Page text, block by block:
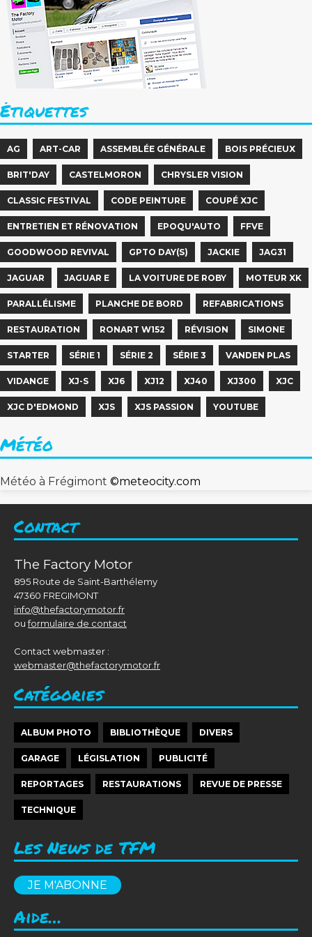
Étiquettes
AG ART-CAR ASSEMBLÉE GÉNÉRALE BOIS PRÉCIEUX
BRIT'DAY CASTELMORON CHRYSLER VISION
CLASSIC FESTIVAL CODE PEINTURE COUPÉ XJC
ENTRETIEN ET RÉNOVATION EPOQU'AUTO FFVE
GOODWOOD REVIVAL GPTO DAY(S) JACKIE JAG31
JAGUAR JAGUAR E LA VOITURE DE ROBY MOTEUR XK
PARALLÉLISME PLANCHE DE BORD REFABRICATIONS
RESTAURATION RONART W152 RÉVISION SIMONE
STARTER SÉRIE 1 SÉRIE 2 SÉRIE 3 VANDEN PLAS
VIDANGE XJ-S XJ6 XJ12 XJ40 XJ300 XJC
XJC D'EDMOND XJS XJS PASSION YOUTUBE
Météo
Météo à Frégimont ©meteocity.com
Contact
The Factory Motor
895 Route de Saint-Barthélemy
47360 FREGIMONT
info@thefactorymotor.fr
ouformulaire de contact
Contact webmaster :
webmaster@thefactorymotor.fr
Catégories
ALBUM PHOTO BIBLIOTHÈQUE DIVERS
GARAGE LÉGISLATION PUBLICITÉ
REPORTAGES RESTAURATIONS REVUE DE PRESSE
TECHNIQUE
Les News de TFM
JE M'ABONNE
Aide…